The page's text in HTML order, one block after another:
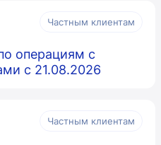
Частным клиентам
операциям с
с 21.08.2026
Частным клиентам